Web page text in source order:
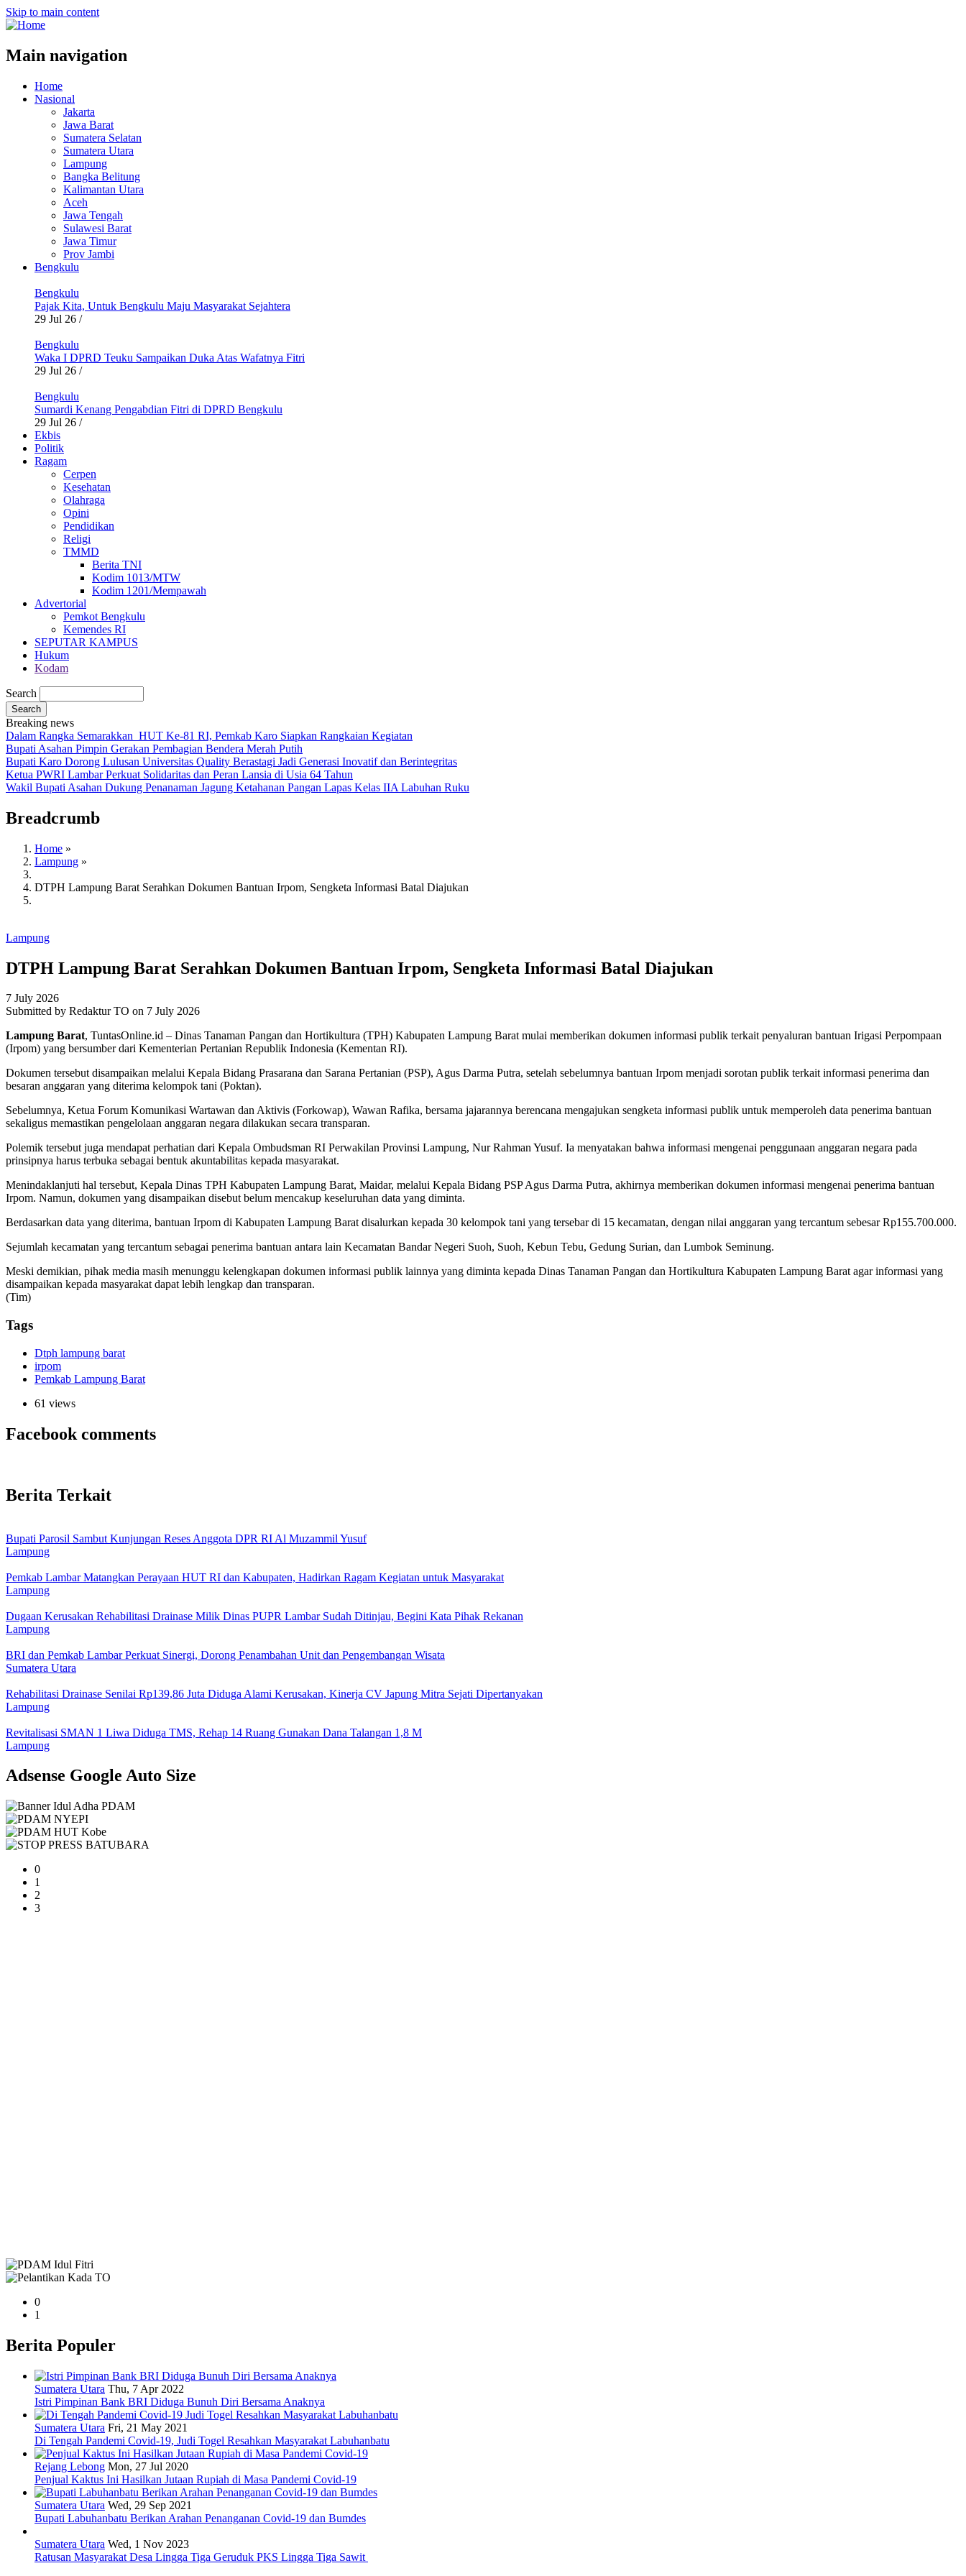
Skip to main content
Main navigation
Home
Nasional
Jakarta
Jawa Barat
Sumatera Selatan
Sumatera Utara
Lampung
Bangka Belitung
Kalimantan Utara
Aceh
Jawa Tengah
Sulawesi Barat
Jawa Timur
Prov Jambi
Bengkulu
Bengkulu
Pajak Kita, Untuk Bengkulu Maju Masyarakat Sejahtera
29 Jul 26 /
Bengkulu
Waka I DPRD Teuku Sampaikan Duka Atas Wafatnya Fitri
29 Jul 26 /
Bengkulu
Sumardi Kenang Pengabdian Fitri di DPRD Bengkulu
29 Jul 26 /
Ekbis
Politik
Ragam
Cerpen
Kesehatan
Olahraga
Opini
Pendidikan
Religi
TMMD
Berita TNI
Kodim 1013/MTW
Kodim 1201/Mempawah
Advertorial
Pemkot Bengkulu
Kemendes RI
SEPUTAR KAMPUS
Hukum
Kodam
Search
Breaking news
Dalam Rangka Semarakkan HUT Ke-81 RI, Pemkab Karo Siapkan Rangkaian Kegiatan
Bupati Asahan Pimpin Gerakan Pembagian Bendera Merah Putih
Bupati Karo Dorong Lulusan Universitas Quality Berastagi Jadi Generasi Inovatif dan Berintegritas
Ketua PWRI Lambar Perkuat Solidaritas dan Peran Lansia di Usia 64 Tahun
Wakil Bupati Asahan Dukung Penanaman Jagung Ketahanan Pangan Lapas Kelas IIA Labuhan Ruku
Breadcrumb
Home »
Lampung »
DTPH Lampung Barat Serahkan Dokumen Bantuan Irpom, Sengketa Informasi Batal Diajukan
Lampung
DTPH Lampung Barat Serahkan Dokumen Bantuan Irpom, Sengketa Informasi Batal Diajukan
7 July 2026
Submitted by Redaktur TO on 7 July 2026
Lampung Barat, TuntasOnline.id – Dinas Tanaman Pangan dan Hortikultura (TPH) Kabupaten Lampung Barat mulai memberikan dokumen informasi publik terkait penyaluran bantuan Irigasi Perpompaan
(Irpom) yang bersumber dari Kementerian Pertanian Republik Indonesia (Kementan RI).
Dokumen tersebut disampaikan melalui Kepala Bidang Prasarana dan Sarana Pertanian (PSP), Agus Darma Putra, setelah sebelumnya bantuan Irpom menjadi sorotan publik terkait informasi penerima dan
besaran anggaran yang diterima kelompok tani (Poktan).
Sebelumnya, Ketua Forum Komunikasi Wartawan dan Aktivis (Forkowap), Wawan Rafika, bersama jajarannya berencana mengajukan sengketa informasi publik untuk memperoleh data penerima bantuan
sekaligus memastikan pengelolaan anggaran negara dilakukan secara transparan.
Polemik tersebut juga mendapat perhatian dari Kepala Ombudsman RI Perwakilan Provinsi Lampung, Nur Rahman Yusuf. Ia menyatakan bahwa informasi mengenai penggunaan anggaran negara pada
prinsipnya harus terbuka sebagai bentuk akuntabilitas kepada masyarakat.
Menindaklanjuti hal tersebut, Kepala Dinas TPH Kabupaten Lampung Barat, Maidar, melalui Kepala Bidang PSP Agus Darma Putra, akhirnya memberikan dokumen informasi mengenai penerima bantuan
Irpom. Namun, dokumen yang disampaikan disebut belum mencakup keseluruhan data yang diminta.
Berdasarkan data yang diterima, bantuan Irpom di Kabupaten Lampung Barat disalurkan kepada 30 kelompok tani yang tersebar di 15 kecamatan, dengan nilai anggaran yang tercantum sebesar Rp155.700.000.
Sejumlah kecamatan yang tercantum sebagai penerima bantuan antara lain Kecamatan Bandar Negeri Suoh, Suoh, Kebun Tebu, Gedung Surian, dan Lumbok Seminung.
Meski demikian, pihak media masih menunggu kelengkapan dokumen informasi publik lainnya yang diminta kepada Dinas Tanaman Pangan dan Hortikultura Kabupaten Lampung Barat agar informasi yang
disampaikan kepada masyarakat dapat lebih lengkap dan transparan.
(Tim)
Tags
Dtph lampung barat
irpom
Pemkab Lampung Barat
61 views
Facebook comments
Berita Terkait
Bupati Parosil Sambut Kunjungan Reses Anggota DPR RI Al Muzammil Yusuf
Lampung
Pemkab Lambar Matangkan Perayaan HUT RI dan Kabupaten, Hadirkan Ragam Kegiatan untuk Masyarakat
Lampung
Dugaan Kerusakan Rehabilitasi Drainase Milik Dinas PUPR Lambar Sudah Ditinjau, Begini Kata Pihak Rekanan
Lampung
BRI dan Pemkab Lambar Perkuat Sinergi, Dorong Penambahan Unit dan Pengembangan Wisata
Sumatera Utara
Rehabilitasi Drainase Senilai Rp139,86 Juta Diduga Alami Kerusakan, Kinerja CV Japung Mitra Sejati Dipertanyakan
Lampung
Revitalisasi SMAN 1 Liwa Diduga TMS, Rehap 14 Ruang Gunakan Dana Talangan 1,8 M
Lampung
Adsense Google Auto Size
0
1
2
3
0
1
Berita Populer
Sumatera Utara Thu, 7 Apr 2022
Istri Pimpinan Bank BRI Diduga Bunuh Diri Bersama Anaknya
Sumatera Utara Fri, 21 May 2021
Di Tengah Pandemi Covid-19, Judi Togel Resahkan Masyarakat Labuhanbatu
Rejang Lebong Mon, 27 Jul 2020
Penjual Kaktus Ini Hasilkan Jutaan Rupiah di Masa Pandemi Covid-19
Sumatera Utara Wed, 29 Sep 2021
Bupati Labuhanbatu Berikan Arahan Penanganan Covid-19 dan Bumdes
Sumatera Utara Wed, 1 Nov 2023
Ratusan Masyarakat Desa Lingga Tiga Geruduk PKS Lingga Tiga Sawit